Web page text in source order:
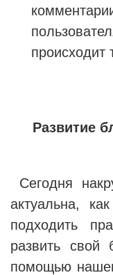
происходит
Развитие
Сегодня
актуальна,
подходить
развить свой
помощью